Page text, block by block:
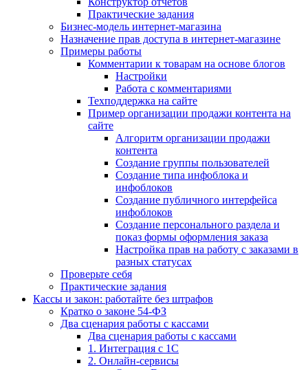
Практические задания
Бизнес-модель интернет-магазина
Назначение прав доступа в интернет-магазине
Примеры работы
Комментарии к товарам на основе блогов
Настройки
Работа с комментариями
Техподдержка на сайте
Пример организации продажи контента на
сайте
Алгоритм организации продажи
контента
Создание группы пользователей
Создание типа инфоблока и
инфоблоков
Создание публичного интерфейса
инфоблоков
Создание персонального раздела и
показ формы оформления заказа
Настройка прав на работу с заказами в
разных статусах
Проверьте себя
Практические задания
Кассы и закон: работайте без штрафов
Кратко о законе 54-ФЗ
Два сценария работы с кассами
Два сценария работы с кассами
1. Интеграция с 1С
2. Онлайн-сервисы